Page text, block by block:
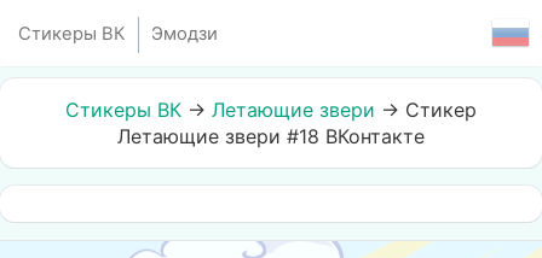
Стикеры ВК Эмодзи
Стикеры ВК → Летающие звери → Стикер
Летающие звери #18 ВКонтакте